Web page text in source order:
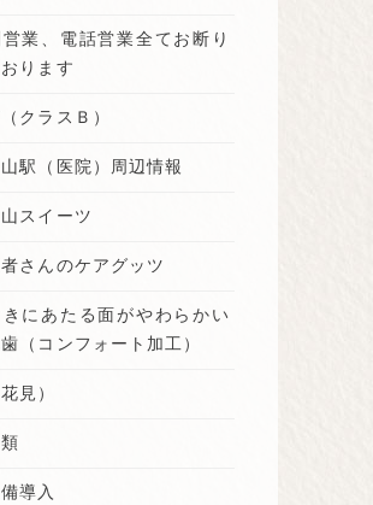
業、電話営業全てお断り
ります
クラスＢ）
駅（医院）周辺情報
スイーツ
さんのケアグッツ
にあたる面がやわらかい
（コンフォート加工）
見）
導入